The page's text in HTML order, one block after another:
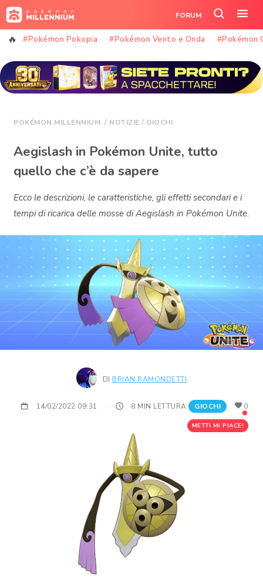
Vai
al
contenuto
FORUM
Cerca
nel il
#Pokémon Pokopia #Pokémon Vento e Onda #Pokémon
POKÉMON MILLENNIUM / NOTIZIE / GIOCHI
Aegislash in Pokémon Unite, tutto
quello che c’è da sapere
Ecco le descrizioni, le caratteristiche, gli effetti secondari e i
tempi di ricarica delle mosse di Aegislash in Pokémon Unite.
DI BRIAN RAMONDETTI
14/02/2022 09:31 · 8 MIN LETTURA GIOCHI
METTI MI PIACE!
0